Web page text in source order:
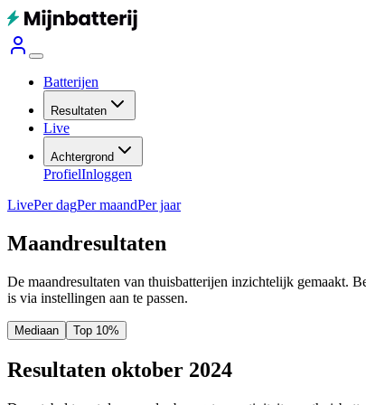
Batterijen
Resultaten
Live
Achtergrond
ProfielInloggen
LivePer dagPer maandPer jaar
Maandresultaten
De maandresultaten van thuisbatterijen inzichtelijk gemaakt.
is via instellingen aan te passen.
Mediaan Top 10%
Resultaten oktober 2024